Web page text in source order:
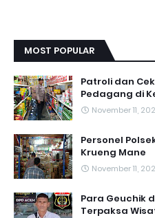
MOST POPULAR
Patroli dan
Pedagang di
November 11,
Personel
Krueng Mane
November 11,
Para Geuchik
Terpaksa